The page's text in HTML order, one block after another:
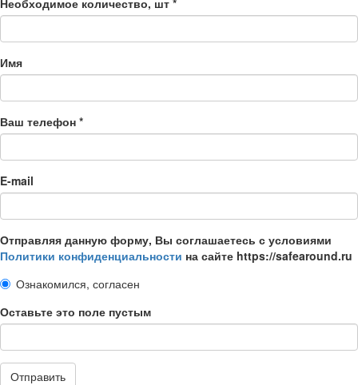
Необходимое количество, шт *
Имя
Ваш телефон *
E-mail
Отправляя данную форму, Вы соглашаетесь с условиями
Политики конфиденциальности на сайте https://safearound.ru
Ознакомился, согласен
Оставьте это поле пустым
Отправить